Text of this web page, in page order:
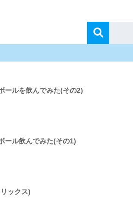
ールを飲んでみた(その2)
ール飲んでみた(その1)
ックス)